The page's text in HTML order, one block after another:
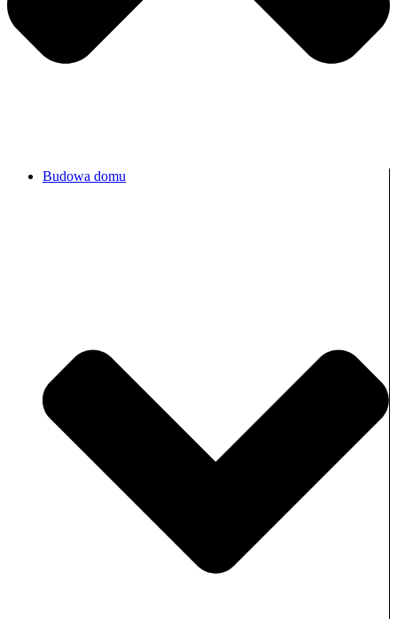
Budowa domu